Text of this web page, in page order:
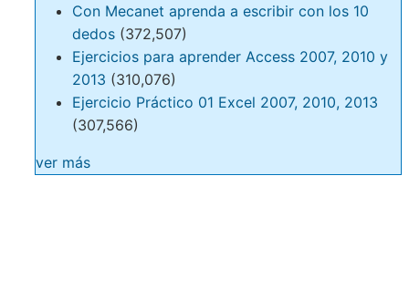
Con Mecanet aprenda a escribir con los 10
dedos (372,507)
Ejercicios para aprender Access 2007, 2010 y
2013 (310,076)
Ejercicio Práctico 01 Excel 2007, 2010, 2013
(307,566)
ver más